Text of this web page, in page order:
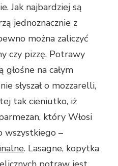
CZYM
SIĘ
WŁOSKA
Jak najbardziej są
jednoznacznie z
można zaliczyć
czy pizzę. Potrawy
głośne na całym
słyszał o mozzarelli,
tak cieniutko, iż
który Włosi
wszystkiego –
. Lasagne, kopytka